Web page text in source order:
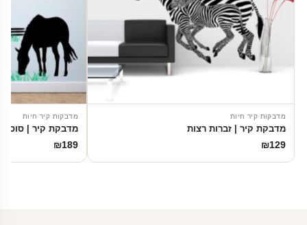
מדבקות קיר חיות
מדבקת קיר | זברות רצות
₪129
מדבקות קיר חיות
מדבקת קיר | סוס
₪189